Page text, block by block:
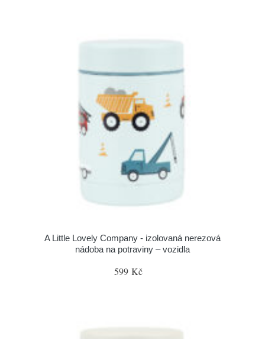
A Little Lovely Company - izolovaná nerezová
nádoba na potraviny – vozidla
599 Kč